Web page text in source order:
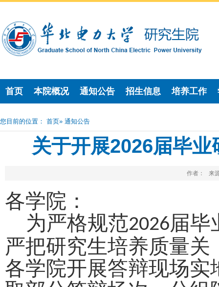
首页 本院概况 通知公告 招生信息 培养工作
您目前的位置： 首页» 通知公告
关于开展2026届毕
作者： 来
各学院：
为严格规范2026届毕
严把研究生培养质量
各学院开展答辩现场